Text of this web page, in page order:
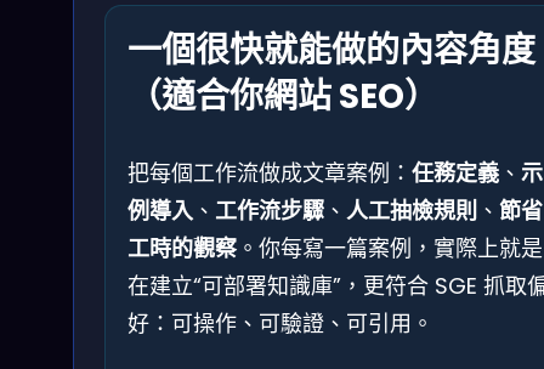
一個很快就能做的內容角度
（適合你網站 SEO）
把每個工作流做成文章案例： 任務定義 、 示
例導入 、 工作流步驟 、 人工抽檢規則 、 節省
工時的觀察 。你每寫一篇案例，實際上就是
在建立“可部署知識庫”，更符合 SGE 抓取
好：可操作、可驗證、可引用。